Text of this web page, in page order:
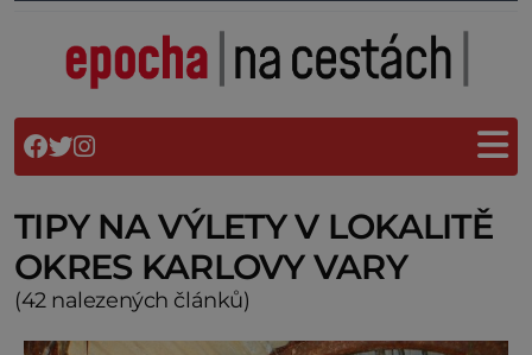
TIPY NA VÝLETY V LOKALITĚ
OKRES KARLOVY VARY
(42 nalezených článků)